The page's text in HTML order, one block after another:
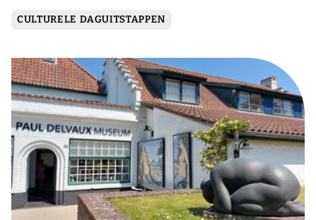
CULTURELE DAGUITSTAPPEN